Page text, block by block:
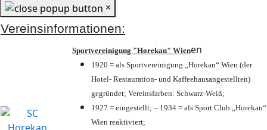
×
Vereinsinformationen:
Sportvereinigung "Horekan" Wienen
1920 = als Sportvereinigung „Horekan“ Wien (der
Hotel- Restauration- und Kaffeehausangestellten)
gegründet; Vereinsfarben: Schwarz-Weiß;
1927 = eingestellt; – 1934 = als Sport Club „Horekan“
Wien reaktiviert;